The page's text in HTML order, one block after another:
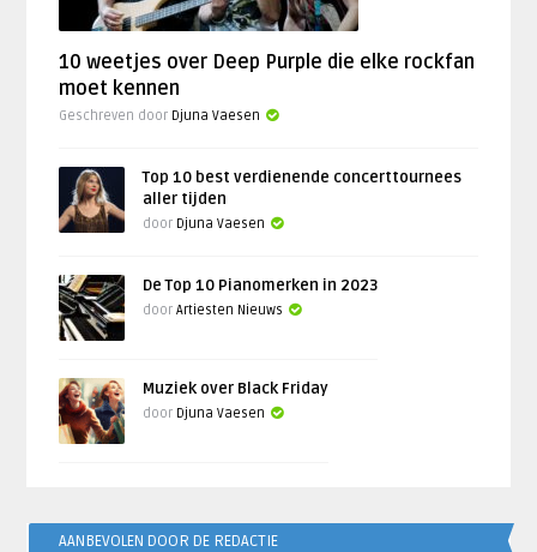
10 weetjes over Deep Purple die elke rockfan
moet kennen
Geschreven door Djuna Vaesen
Top 10 best verdienende concerttournees
aller tijden
door Djuna Vaesen
De Top 10 Pianomerken in 2023
doorArtiesten Nieuws
Muziek over Black Friday
door Djuna Vaesen
AANBEVOLEN DOOR DE REDACTIE